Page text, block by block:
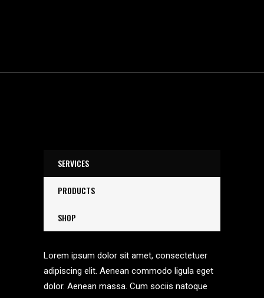
SERVICES
PRODUCTS
SHOP
Lorem ipsum dolor sit amet, consectetuer
adipiscing elit. Aenean commodo ligula eget
dolor. Aenean massa. Cum sociis natoque